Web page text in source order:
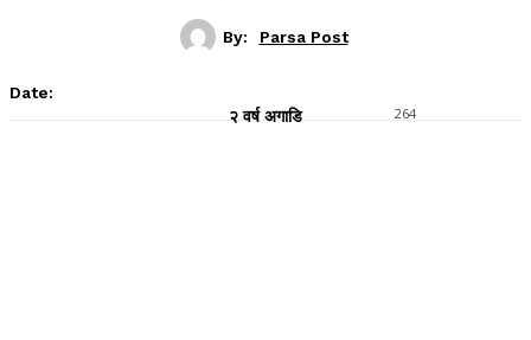
By: Parsa Post
Date:
२ वर्ष अगाडि
264